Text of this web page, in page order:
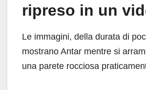
ripreso in un
Le immagini, della durata di
mostrano Antar mentre si
una parete rocciosa